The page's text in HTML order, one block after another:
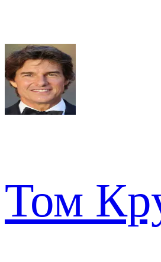
Том